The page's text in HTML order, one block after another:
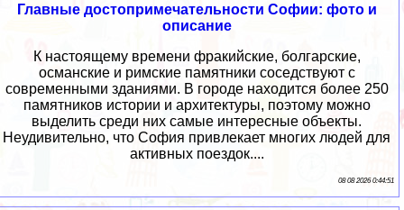
Главные достопримечательности Софии: фото и
описание
К настоящему времени фракийские, болгарские,
османские и римские памятники соседствуют с
современными зданиями. В городе находится более 250
памятников истории и архитектуры, поэтому можно
выделить среди них самые интересные объекты.
Неудивительно, что София привлекает многих людей для
активных поездок....
08 08 2026 0:44:51